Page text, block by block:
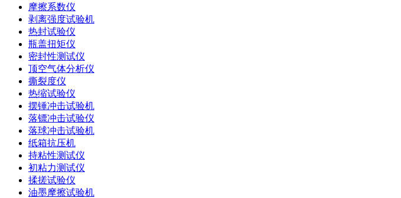
摩擦系数仪
剥离强度试验机
热封试验仪
瓶盖扭矩仪
密封性测试仪
顶空气体分析仪
撕裂度仪
热缩试验仪
摆锤冲击试验机
落镖冲击试验仪
落球冲击试验机
纸箱抗压机
持粘性测试仪
初粘力测试仪
揉搓试验仪
油墨摩擦试验机